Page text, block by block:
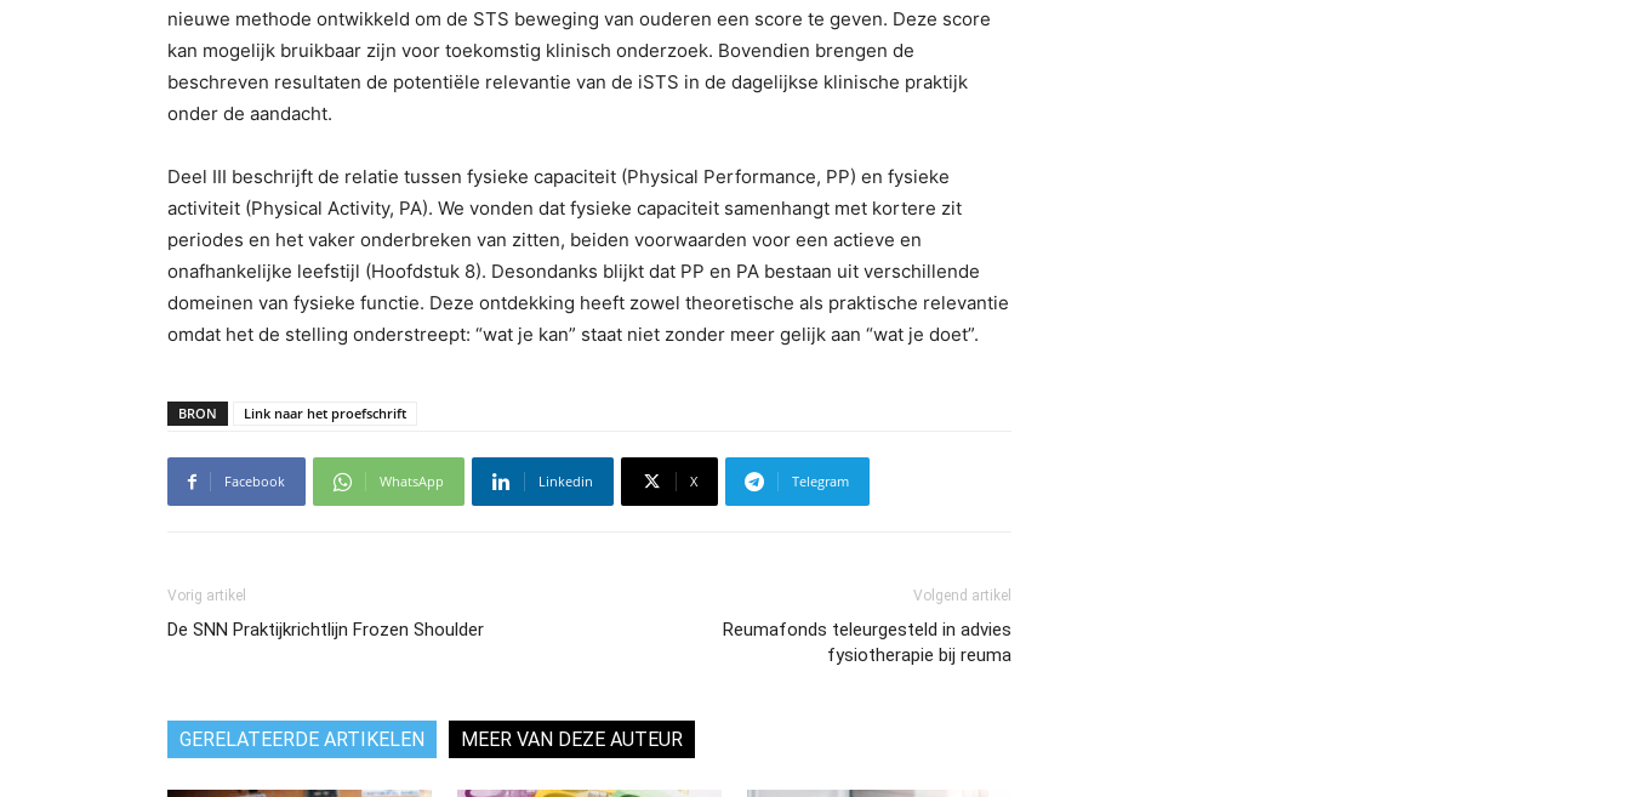
nieuwe methode ontwikkeld om de STS beweging van ouderen een score te geven. Deze score
kan mogelijk bruikbaar zijn voor toekomstig klinisch onderzoek. Bovendien brengen de
beschreven resultaten de potentiële relevantie van de iSTS in de dagelijkse klinische praktijk
onder de aandacht.
Deel III beschrijft de relatie tussen fysieke capaciteit (Physical Performance, PP) en fysieke
activiteit (Physical Activity, PA). We vonden dat fysieke capaciteit samenhangt met kortere zit
periodes en het vaker onderbreken van zitten, beiden voorwaarden voor een actieve en
onafhankelijke leefstijl (Hoofdstuk 8). Desondanks blijkt dat PP en PA bestaan uit verschillende
domeinen van fysieke functie. Deze ontdekking heeft zowel theoretische als praktische relevantie
omdat het de stelling onderstreept: “wat je kan” staat niet zonder meer gelijk aan “wat je doet”.
BRON Link naar het proefschrift
Facebook WhatsApp Linkedin X Telegram
Vorig artikel
De SNN Praktijkrichtlijn Frozen Shoulder
Volgend artikel
Reumafonds teleurgesteld in advies
fysiotherapie bij reuma
GERELATEERDE ARTIKELEN MEER VAN DEZE AUTEUR